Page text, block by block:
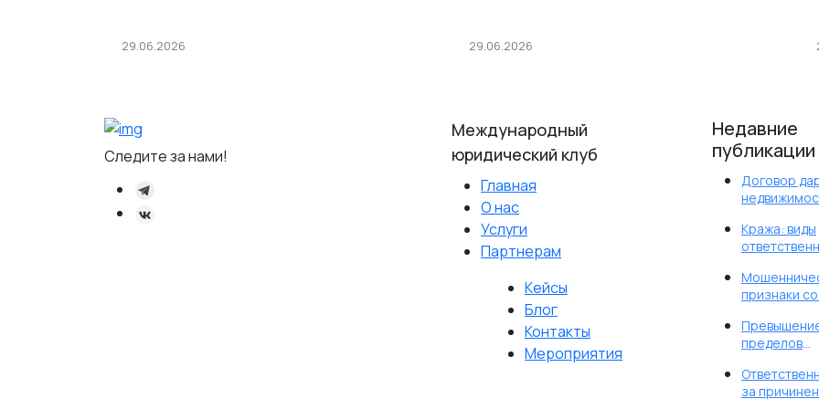
29.06.2026 29.06.2026
Следите за нами!
Международный
юридический клуб
Главная
О нас
Услуги
Партнерам
Кейсы
Блог
Контакты
Мероприятия
Недавние
публикации
Договор
избежать
Кража: виды
ст. 158 УК РФ
признаки
ст. 159 УК РФ
пределов
обороны
за